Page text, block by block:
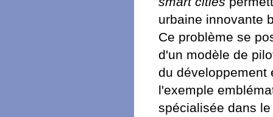
urbaine innovante
Ce problème se
d'un modèle de
du développement
l'exemple
spécialisée dans